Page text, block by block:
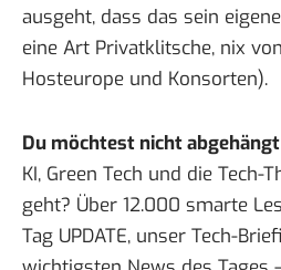
ausgeht, dass das sein
eine Art Privatklitsche, nix
Hosteurope und Konsorten).
Du möchtest nicht
KI, Green Tech und die Tech-
geht? Über 12.000 smarte
Tag UPDATE, unser Tech-